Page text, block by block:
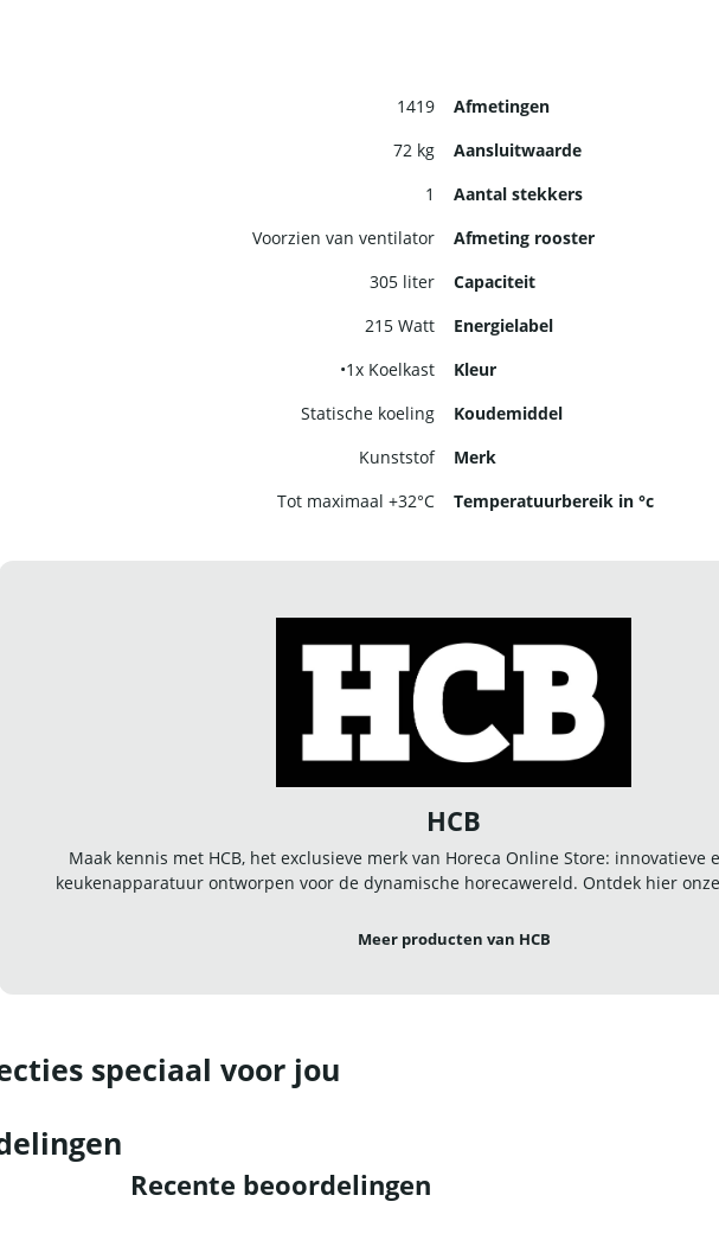
1419 Afmetingen
72 kg Aansluitwaarde
1 Aantal stekkers
Voorzien van ventilator Afmeting rooster
305 liter Capaciteit
215 Watt Energielabel
•1x Koelkast Kleur
Statische koeling Koudemiddel
Kunststof Merk
Tot maximaal +32°C Temperatuurbereik in °c
HCB
Maak kennis met HCB, het exclusieve merk van Horeca Online Store: innovatieve
keukenapparatuur ontworpen voor de dynamische horecawereld. Ontdek hier
Meer producten van HCB
speciaal voor jou
Recente beoordelingen